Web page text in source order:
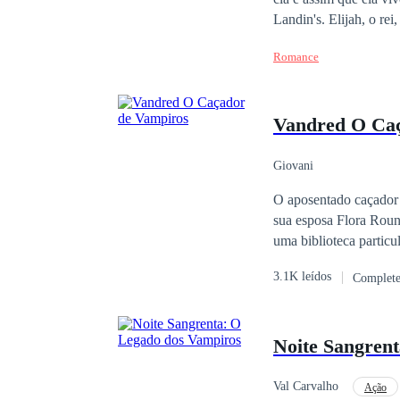
Landin's. Elijah, o rei,
cruzam de uma
Romance
Vandred O
Giovani
O aposentado
sua esposa Flora Rounin Vandred,
uma biblioteca
investigar as
Vandred sobreviveu,
Palácio de
3.1K leídos
Noite
Val Carvalho Ação